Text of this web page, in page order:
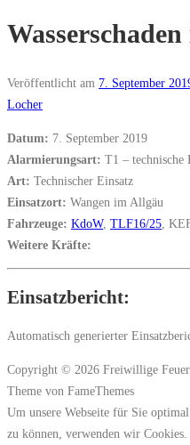
Veröffentlicht am 7. September
Locher
Datum: 7. September 2019
Alarmierungsart: T1 –
Art: Technischer Einsatz
Einsatzort: Wangen im Allgäu
Fahrzeuge: KdoW, TLF16/25 ,
Weitere Kräfte:
Einsatzbericht:
Automatisch generierter
Copyright © 2026 Freiwillige
Theme von FameThemes
Um unsere Webseite für Sie
zu können, verwenden wir